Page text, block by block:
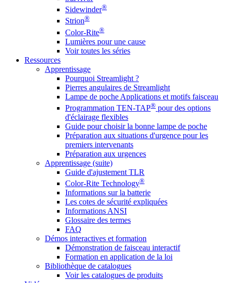
Sidewinder®
Strion®
Color-Rite®
Lumières pour une cause
Voir toutes les séries
Ressources
Apprentissage
Pourquoi Streamlight ?
Pierres angulaires de Streamlight
Lampe de poche Applications et motifs faisceau
Programmation TEN-TAP® pour des options
d'éclairage flexibles
Guide pour choisir la bonne lampe de poche
Préparation aux situations d'urgence pour les
premiers intervenants
Préparation aux urgences
Apprentissage (suite)
Guide d'ajustement TLR
Color-Rite Technology®
Informations sur la batterie
Les cotes de sécurité expliquées
Informations ANSI
Glossaire des termes
FAQ
Démos interactives et formation
Démonstration de faisceau interactif
Formation en application de la loi
Bibliothèque de catalogues
Voir les catalogues de produits